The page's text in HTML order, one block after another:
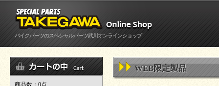
バイクパーツのスペシャルパーツ武川オンラインショップ
商品数：0点
WEB限定製品